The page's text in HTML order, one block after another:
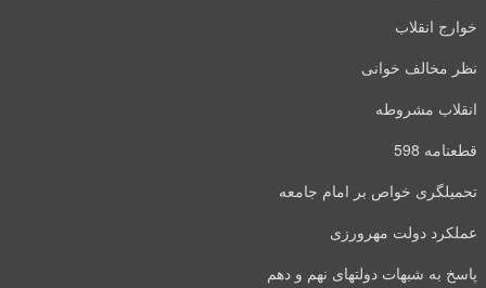
خوارج انقلاب
نظر مخالف خوانی
انقلاب مشروطه
قطعنامه 598
تحمیلگری خواص بر امام جامعه
عملکرد دولت مهرورزی
پاسخ به شبهات دولتهای نهم و دهم